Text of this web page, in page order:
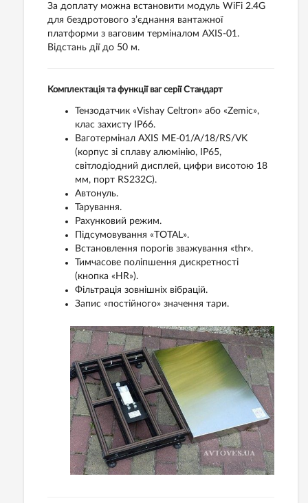
За доплату можна встановити модуль WiFi 2.4G
для бездротового з’єднання вантажної
платформи з ваговим терміналом AXIS-01.
Відстань дії до 50 м.
Комплектація та функції ваг серії Стандарт
Тензодатчик «Vishay Celtron» або «Zemic»,
клас захисту IP66.
Ваготермінал AXIS ME-01/A/18/RS/VK
(корпус зі сплаву алюмінію, IP65,
світлодіодний дисплей, цифри висотою 18
мм, порт RS232C).
Автонуль.
Тарування.
Рахунковий режим.
Підсумовування «TOTAL».
Встановлення порогів зважування «thr».
Тимчасове поліпшення дискретності
(кнопка «HR»).
Фільтрація зовнішніх вібрацій.
Запис «постійного» значення тари.